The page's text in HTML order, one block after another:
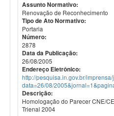
Assunto Normativo:
Renovação de Reconhecimento
Tipo de Ato Normativo:
Portaria
Número:
2878
Data da Publicação:
26/08/2005
Endereço Eletrônico:
http://pesquisa.in.gov.br/
data=26/08/
Descrição:
Homologação do Parecer CNE/
Trienal 2004